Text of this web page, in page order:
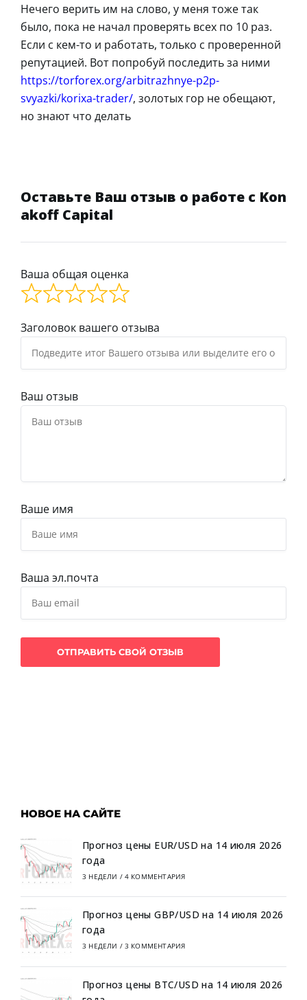
Нечего верить им на слово, у меня тоже так
было, пока не начал проверять всех по 10 раз.
Если с кем-то и работать, только с проверенной
репутацией. Вот попробуй последить за ними
https://torforex.org/arbitrazhnye-p2p-
svyazki/korixa-trader/, золотых гор не обещают,
но знают что делать
Оставьте Ваш отзыв о работе с Kon
akoff Capital
Ваша общая оценка
Заголовок вашего отзыва
Ваш отзыв
Ваше имя
Ваша эл.почта
НОВОЕ НА САЙТЕ
Прогноз цены EUR/USD на 14 июля 2026
года
3 НЕДЕЛИ / 4 КОММЕНТАРИЯ
Прогноз цены GBP/USD на 14 июля 2026
года
3 НЕДЕЛИ / 3 КОММЕНТАРИЯ
Прогноз цены BTC/USD на 14 июля 2026